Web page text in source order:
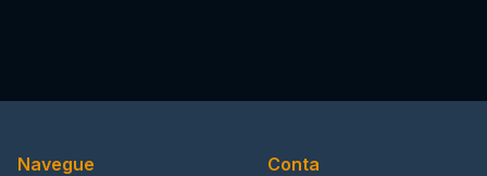
Navegue Conta